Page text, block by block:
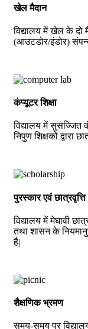
खेल मैदान
विद्यालय में खेल के दो
(आउटडोर/इंडोर)
कंप्यूटर शिक्षा
विद्यालय में
निपुण शिक्षकों द्वारा
पुरस्कार एवं छात्रवृत्ति
विद्यालय में मेघावी
तथा शासन के
है|
शैक्षणिक भ्रमण
समय-समय पर